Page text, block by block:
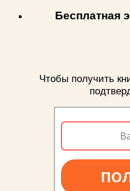
Бесплатная
Чтобы получить